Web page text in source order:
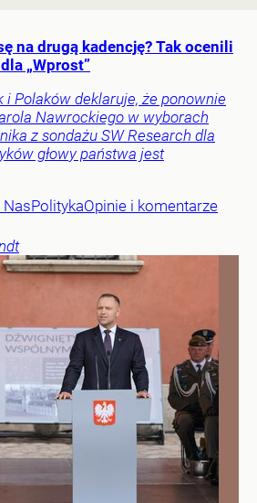
na drugą kadencję? Tak ocenili
„Wprost”
i Polaków deklaruje, że ponownie
Nawrockiego w wyborach
z sondażu SW Research dla
głowy państwa jest
NasPolitykaOpinie i komentarze